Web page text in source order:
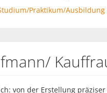
Praktikum/
von der Erstellung